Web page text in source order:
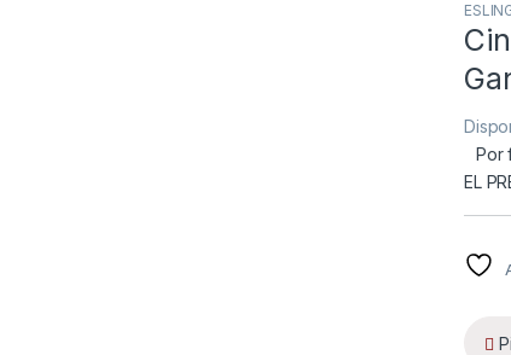
Por
EL